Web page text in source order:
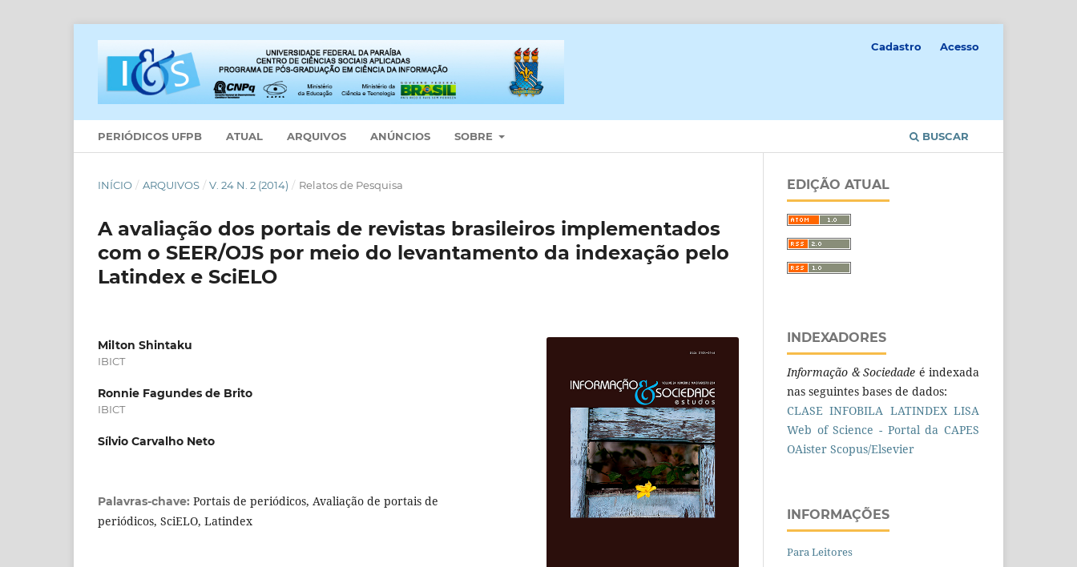
PERIÓDICOS UFPB ATUAL ARQUIVOS ANÚNCIOS SOBRE BUSCAR
Cadastro Acesso
INÍCIO / ARQUIVOS / V. 24 N. 2 (2014) / Relatos de Pesquisa
A avaliação dos portais de revistas brasileiros implementados
com o SEER/OJS por meio do levantamento da indexação pelo
Latindex e SciELO
Milton Shintaku
IBICT
Ronnie Fagundes de Brito
IBICT
Sílvio Carvalho Neto
Palavras-chave: Portais de periódicos, Avaliação de portais de
periódicos, SciELO, Latindex
EDIÇÃO ATUAL
INDEXADORES
Informação & Sociedade é indexada
nas seguintes bases de dados:
CLASE INFOBILA LATINDEX LISA
Web of Science - Portal da CAPES
OAister Scopus/Elsevier
INFORMAÇÕES
Para Leitores